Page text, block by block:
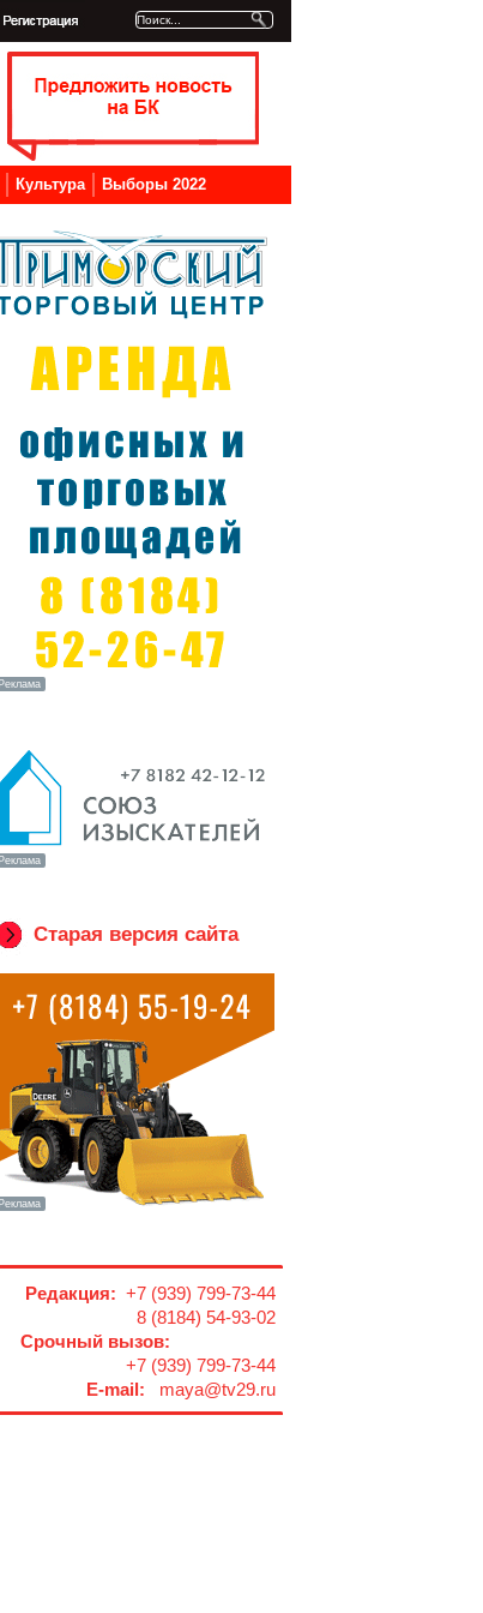
Культура Выборы 2022
Старая версия сайта
Редакция: +7 (939) 799-73-44
8 (8184) 54-93-02
Срочный вызов:
+7 (939) 799-73-44
E-mail: maya@tv29.ru